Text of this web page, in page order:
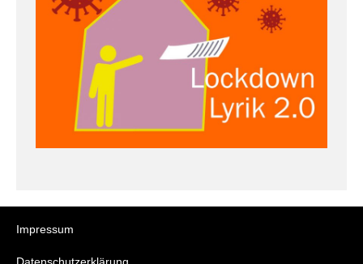
Impressum